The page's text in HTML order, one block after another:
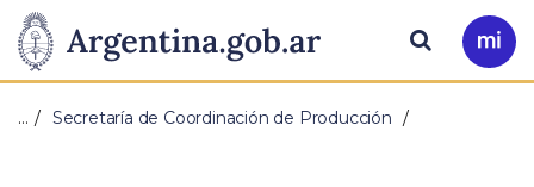
Presidencia
de
Pasar al contenido principal
Ir
a
Buscar
… Secretaría de Coordinación de Producción